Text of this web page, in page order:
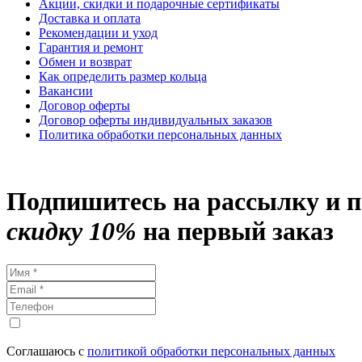
Акции, скидки и подарочные сертификаты
Доставка и оплата
Рекомендации и уход
Гарантия и ремонт
Обмен и возврат
Как определить размер кольца
Вакансии
Договор оферты
Договор оферты индивидуальных заказов
Политика обработки персональных данных
Подпишитесь на рассылку и
скидку 10% на первый заказ
Соглашаюсь с политикой обработки персональных данных